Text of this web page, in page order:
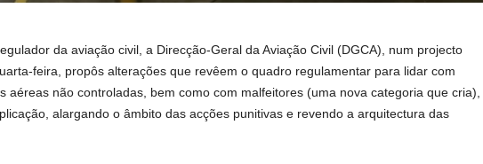
da aviação civil, a Direcção-Geral da Aviação Civil (DGCA), num projecto
feira, propôs alterações que revêem o quadro regulamentar para lidar com
aéreas não controladas, bem como com malfeitores (uma nova categoria que cria),
alargando o âmbito das acções punitivas e revendo a arquitectura das